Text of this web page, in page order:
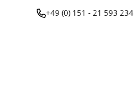
+49 (0) 151 - 21 593 234